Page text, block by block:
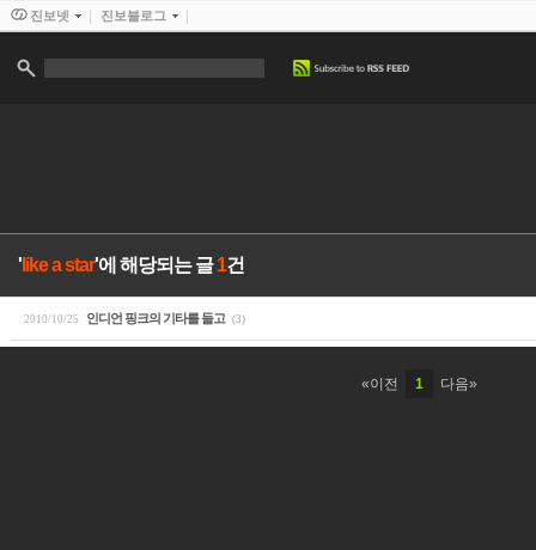
' like a star'에 해당되는 글1건
2010/10/25 인디언 핑크의 기타를 들고 (3)
«이전 1 다음»
진보넷 진보블로그